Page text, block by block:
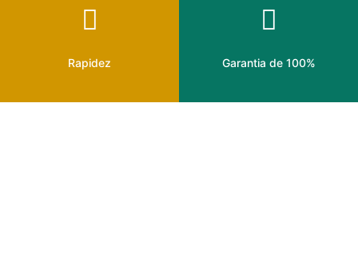
Rapidez Garantia de 100%